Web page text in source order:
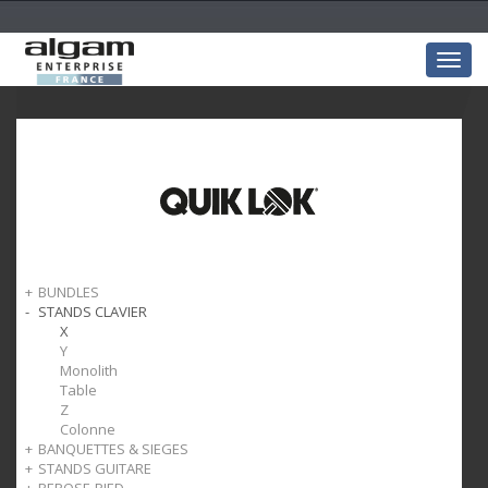
BUNDLES
Bundles claviers
STANDS CLAVIER
X
Y
Monolith
Table
Z
Colonne
BANQUETTES & SIEGES
Clavier
STANDS GUITARE